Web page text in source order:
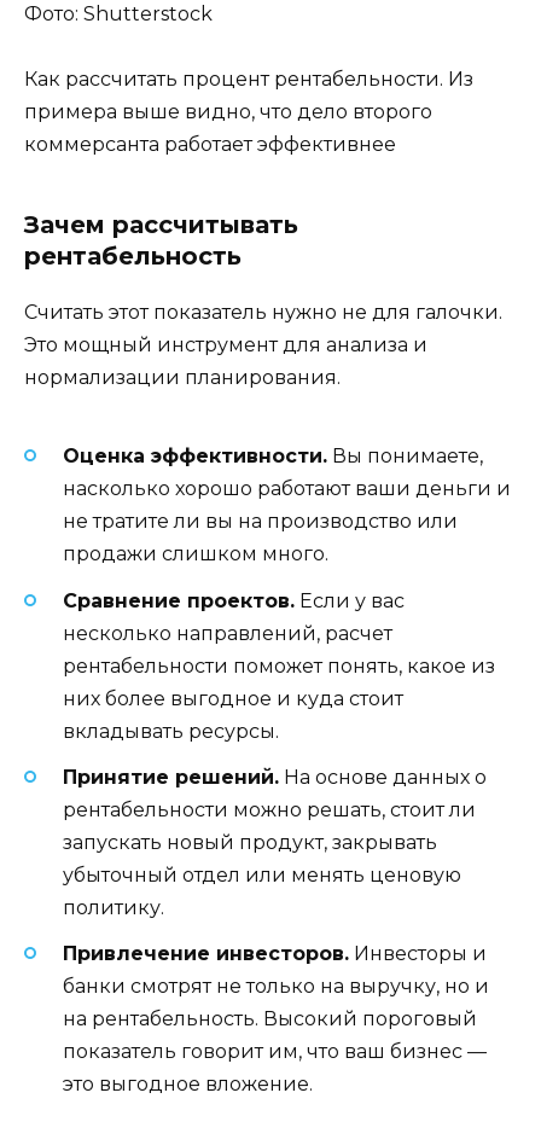
Фото: Shutterstock
Как рассчитать процент рентабельности. Из
примера выше видно, что дело второго
коммерсанта работает эффективнее
Зачем рассчитывать
рентабельность
Считать этот показатель нужно не для галочки.
Это мощный инструмент для анализа и
нормализации планирования.
Оценка эффективности. Вы понимаете,
насколько хорошо работают ваши деньги и
не тратите ли вы на производство или
продажи слишком много.
Сравнение проектов. Если у вас
несколько направлений, расчет
рентабельности поможет понять, какое из
них более выгодное и куда стоит
вкладывать ресурсы.
Принятие решений. На основе данных о
рентабельности можно решать, стоит ли
запускать новый продукт, закрывать
убыточный отдел или менять ценовую
политику.
Привлечение инвесторов. Инвесторы и
банки смотрят не только на выручку, но и
на рентабельность. Высокий пороговый
показатель говорит им, что ваш бизнес —
это выгодное вложение.